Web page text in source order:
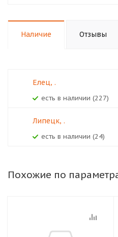
Наличие Отзывы
Елец, .
Есть в наличии (227)
Липецк, .
Есть в наличии (24)
Похожие по